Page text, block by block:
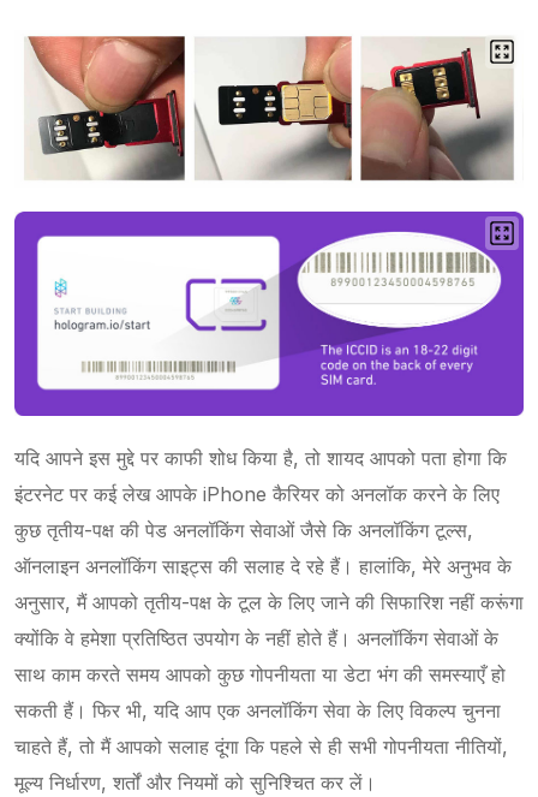
यदि आपने इस मुद्दे पर काफी शोध किया है, तो शायद आपको पता होगा कि
इंटरनेट पर कई लेख आपके iPhone कैरियर को अनलॉक करने के लिए
कुछ तृतीय-पक्ष की पेड अनलॉकिंग सेवाओं जैसे कि अनलॉकिंग टूल्स,
ऑनलाइन अनलॉकिंग साइट्स की सलाह दे रहे हैं। हालांकि, मेरे अनुभव के
अनुसार, मैं आपको तृतीय-पक्ष के टूल के लिए जाने की सिफारिश नहीं करूंगा
क्योंकि वे हमेशा प्रतिष्ठित उपयोग के नहीं होते हैं। अनलॉकिंग सेवाओं के
साथ काम करते समय आपको कुछ गोपनीयता या डेटा भंग की समस्याएँ हो
सकती हैं। फिर भी, यदि आप एक अनलॉकिंग सेवा के लिए विकल्प चुनना
चाहते हैं, तो मैं आपको सलाह दूंगा कि पहले से ही सभी गोपनीयता नीतियों,
मूल्य निर्धारण, शर्तों और नियमों को सुनिश्चित कर लें।